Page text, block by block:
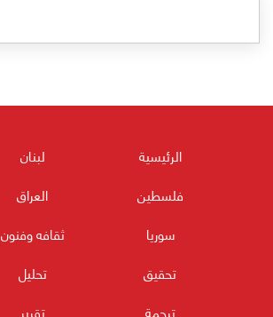
الرئيسية
لبنان
فلسطين
العراق
سوريا
ثقافه وفنون
تحقيق
تحليل
ترجمة
تقرير